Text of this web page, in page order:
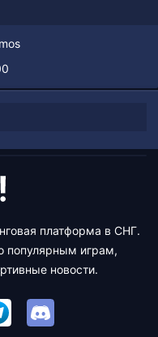
платформа в СНГ.
популярным играм,
новости.